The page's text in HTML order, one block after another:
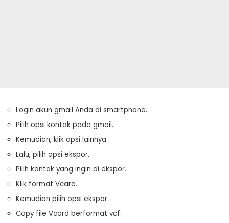
Login akun gmail Anda di smartphone.
Pilih opsi kontak pada gmail.
Kemudian, klik opsi lainnya.
Lalu, pilih opsi ekspor.
Pilih kontak yang ingin di ekspor.
Klik format Vcard.
Kemudian pilih opsi ekspor.
Copy file Vcard berformat vcf.